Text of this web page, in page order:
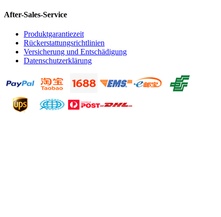
After-Sales-Service
Produktgarantiezeit
Rückerstattungsrichtlinien
Versicherung und Entschädigung
Datenschutzerklärung